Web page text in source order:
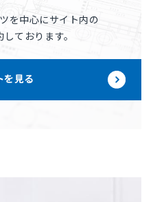
を中心にサイト内の
ております。
を見る